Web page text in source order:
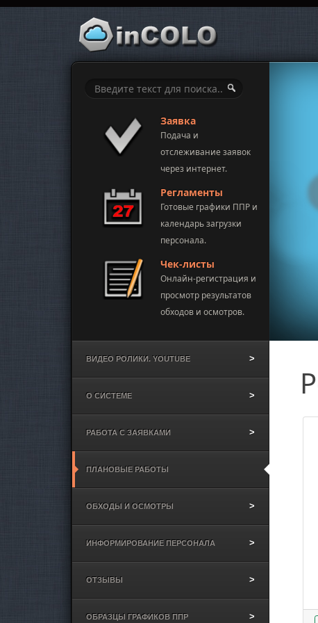
Заявка
Подача и
отслеживание заявок
через интернет.
Регламенты
Готовые графики ППР и
календарь загрузки
персонала.
Чек-листы
Онлайн-регистрация и
просмотр результатов
обходов и осмотров.
ВИДЕО РОЛИКИ. YOUTUBE
О СИСТЕМЕ
РАБОТА С ЗАЯВКАМИ
ПЛАНОВЫЕ РАБОТЫ
ОБХОДЫ И ОСМОТРЫ
ИНФОРМИРОВАНИЕ ПЕРСОНАЛА
ОТЗЫВЫ
ОБРАЗЦЫ ГРАФИКОВ ППР